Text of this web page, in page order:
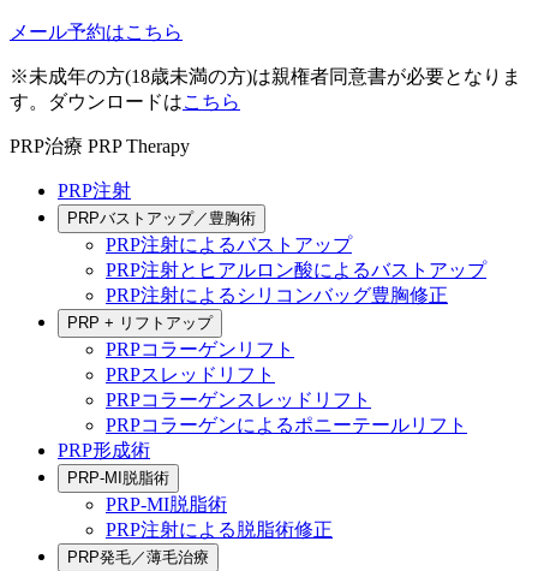
メール予約はこちら
※未成年の方(18歳未満の方)は親権者同意書が必要となりま
す。ダウンロードはこちら
PRP治療 PRP Therapy
PRP注射
PRPバストアップ／豊胸術
PRP注射によるバストアップ
PRP注射とヒアルロン酸によるバストアップ
PRP注射によるシリコンバッグ豊胸修正
PRP + リフトアップ
PRPコラーゲンリフト
PRPスレッドリフト
PRPコラーゲンスレッドリフト
PRPコラーゲンによるポニーテールリフト
PRP形成術
PRP-MI脱脂術
PRP-MI脱脂術
PRP注射による脱脂術修正
PRP発毛／薄毛治療